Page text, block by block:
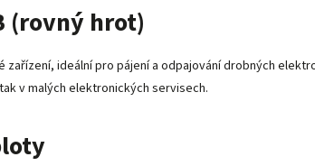
(rovný hrot)
zařízení, ideální pro pájení a odpajování drobných
v malých elektronických servisech.